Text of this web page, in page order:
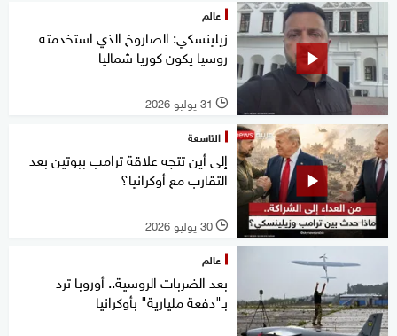
عالم
زيلينسكي: الصاروخ الذي استخدمته
روسيا يكون كوريا شماليا
l 31 يوليو 2026
التاسعة
إلى أين تتجه علاقة ترامب ببوتين بعد
التقارب مع أوكرانيا؟
l 30 يوليو 2026
عالم
بعد الضربات الروسية.. أوروبا ترد
بـ"دفعة مليارية" بأوكرانيا